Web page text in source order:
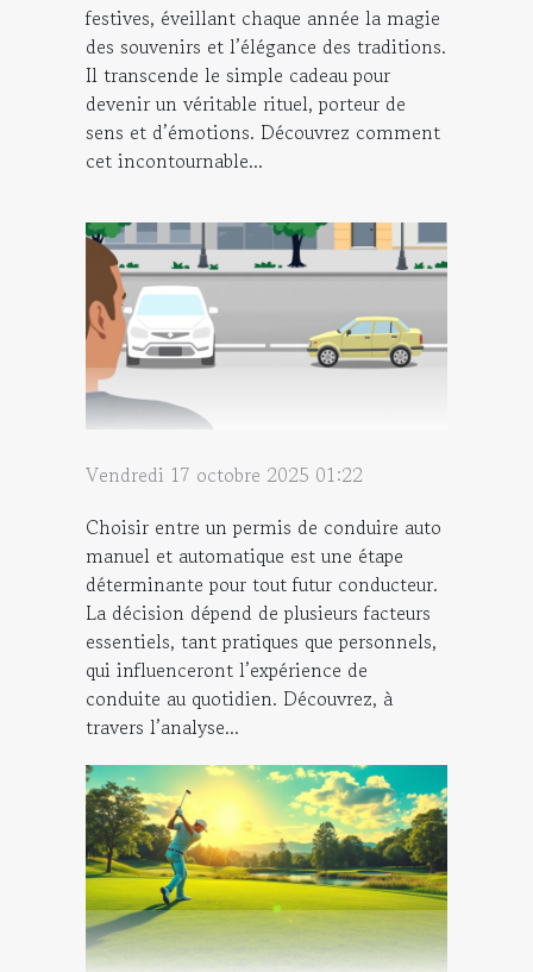
festives, éveillant chaque année la magie
des souvenirs et l’élégance des traditions.
Il transcende le simple cadeau pour
devenir un véritable rituel, porteur de
sens et d’émotions. Découvrez comment
cet incontournable...
Vendredi 17 octobre 2025 01:22
Choisir entre un permis de conduire auto
manuel et automatique est une étape
déterminante pour tout futur conducteur.
La décision dépend de plusieurs facteurs
essentiels, tant pratiques que personnels,
qui influenceront l’expérience de
conduite au quotidien. Découvrez, à
travers l’analyse...